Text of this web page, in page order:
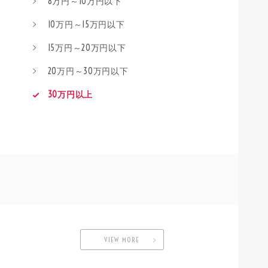
10万円～15万円以下
15万円～20万円以下
20万円～30万円以下
30万円以上
VIEW MORE